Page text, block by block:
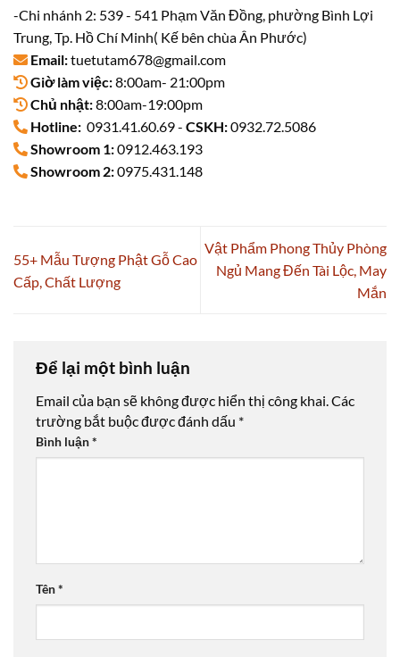
-Chi nhánh 2: 539 - 541 Phạm Văn Đồng, phường Bình Lợi
Trung, Tp. Hồ Chí Minh( Kế bên chùa Ân Phước)
Email:tuetutam678@gmail.com
Giờ làm việc:8:00am- 21:00pm
Chủ nhật:8:00am-19:00pm
Hotline: 0931.41.60.69 - CSKH:0932.72.5086
Showroom 1:0912.463.193
Showroom 2:0975.431.148
55+ Mẫu Tượng Phật Gỗ Cao
Cấp, Chất Lượng
Vật Phẩm Phong Thủy Phòng
Ngủ Mang Đến Tài Lộc, May
Mắn
Để lại một bình luận
Email của bạn sẽ không được hiển thị công khai.Các
trường bắt buộc được đánh dấu *
Bình luận*
Tên*